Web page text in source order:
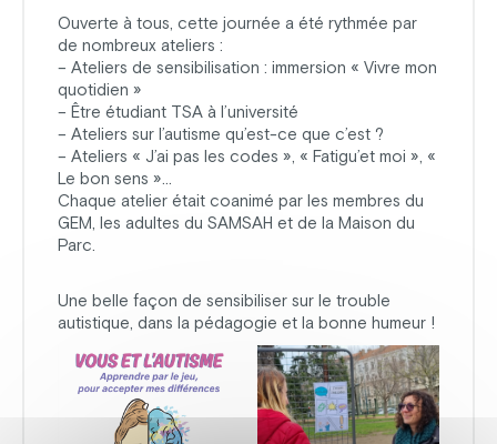
Ouverte à tous, cette journée a été rythmée par
de nombreux ateliers :
– Ateliers de sensibilisation : immersion « Vivre mon
quotidien »
– Être étudiant TSA à l’université
– Ateliers sur l’autisme qu’est-ce que c’est ?
– Ateliers « J’ai pas les codes », « Fatigu’et moi », «
Le bon sens »…
Chaque atelier était coanimé par les membres du
GEM, les adultes du SAMSAH et de la Maison du
Parc.
Une belle façon de sensibiliser sur le trouble
autistique, dans la pédagogie et la bonne humeur !